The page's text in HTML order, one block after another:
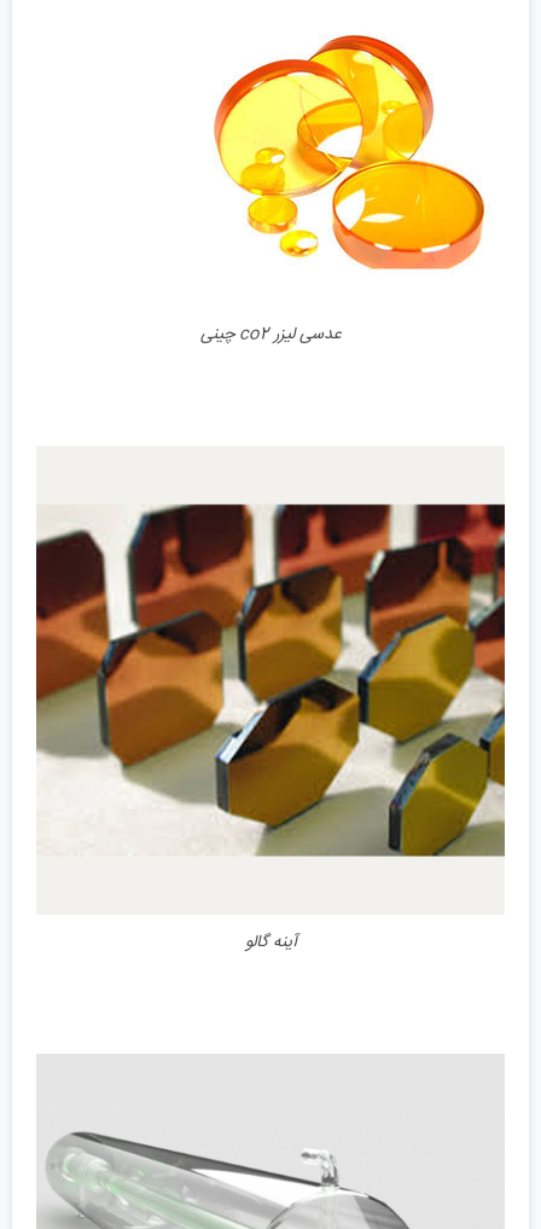
جزئیات
عدسی لیزر co2 چینی
آینه گالو